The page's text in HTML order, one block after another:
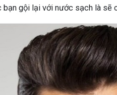
bạn gội lại với nước sạch là sẽ